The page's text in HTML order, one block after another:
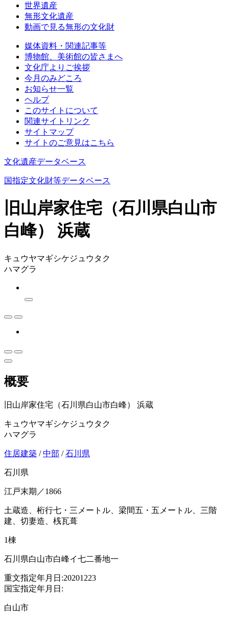
世界遺産
無形文化遺産
動画で見る無形の文化財
媒体資料・関連記事等
博物館、美術館の皆さまへ
文化庁よりご挨拶
今月のみどころ
お知らせ一覧
ヘルプ
このサイトについて
関連サイトリンク
サイトマップ
サイトのご意見はこちら
文化遺産データベース
国指定文化財等データベース
旧山岸家住宅（石川県白山市
白峰） 浜蔵
キュウヤマギシケジュウタク
ハマグラ
概要
旧山岸家住宅（石川県白山市白峰） 浜蔵
キュウヤマギシケジュウタク
ハマグラ
住居建築 /中部 /石川県
石川県
江戸末期／1866
土蔵造、桁行七・三メートル、梁間五・五メートル、三階
建、切妻造、桟瓦葺
1棟
石川県白山市白峰イ七二番地一
重文指定年月日:20201223
国宝指定年月日:
白山市